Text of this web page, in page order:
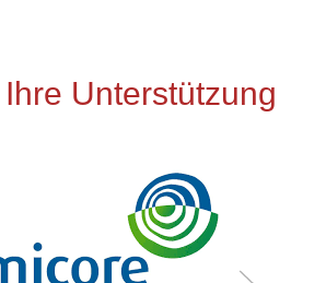
Unser Präventionskonzept
Unterstützung